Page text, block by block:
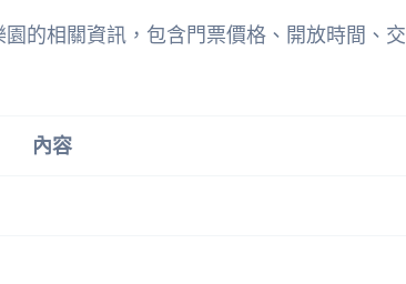
的相關資訊，包含門票價格、開放時間、交
內容